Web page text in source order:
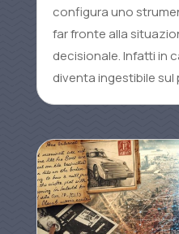
configura uno
far fronte alla
decisionale. Infatti in
diventa ingestibile sul